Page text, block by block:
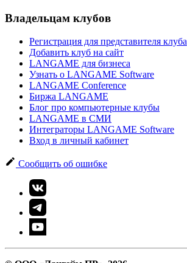
Владельцам клубов
Регистрация для представителя клуба
Добавить клуб на сайт
LANGAME для бизнеса
Узнать о LANGAME Software
LANGAME Conference
Биржа LANGAME
Блог про компьютерные клубы
LANGAME в СМИ
Интеграторы LANGAME Software
Вход в личный кабинет
Сообщить об ошибке